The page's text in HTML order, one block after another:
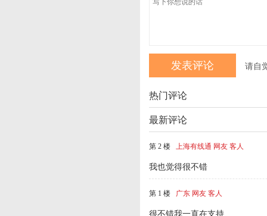
请自
热门评论
最新评论
第 2 楼 上海有线通 网友 客人
我也觉得很不错
第 1 楼 广东 网友 客人
很不错我一直在支持